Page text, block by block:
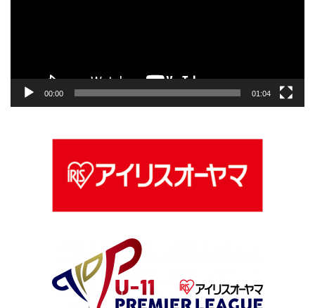
00:00 01:04